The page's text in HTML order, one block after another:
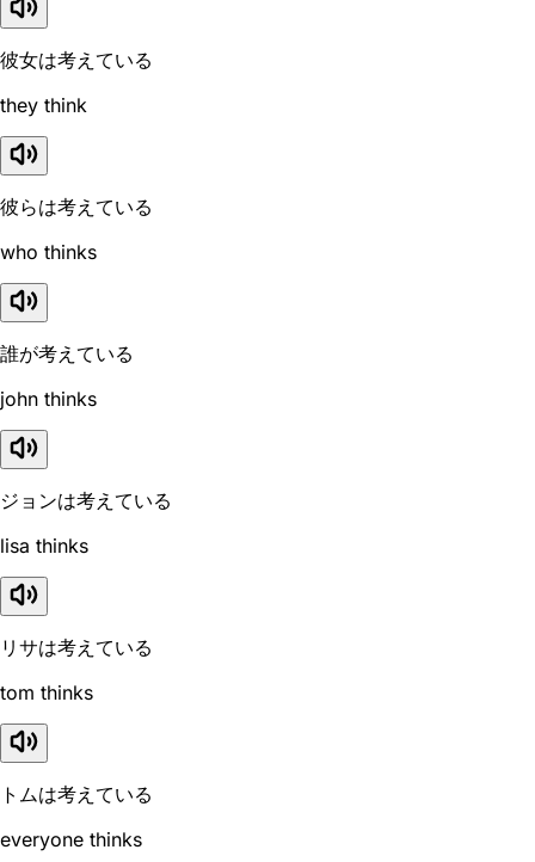
彼女は考えている
they think
彼らは考えている
who thinks
誰が考えている
john thinks
ジョンは考えている
lisa thinks
リサは考えている
tom thinks
トムは考えている
everyone thinks